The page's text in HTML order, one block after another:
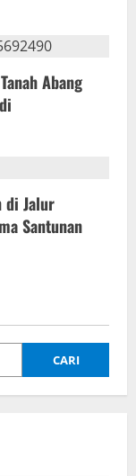
Abang
di Jalur
Santunan
CARI